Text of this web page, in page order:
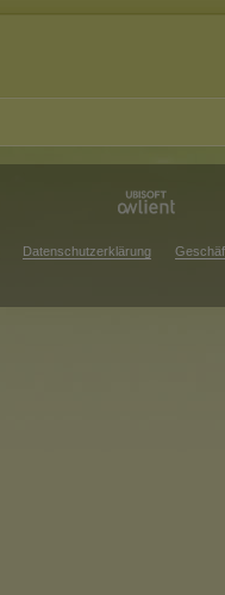
Datenschutzerklärung